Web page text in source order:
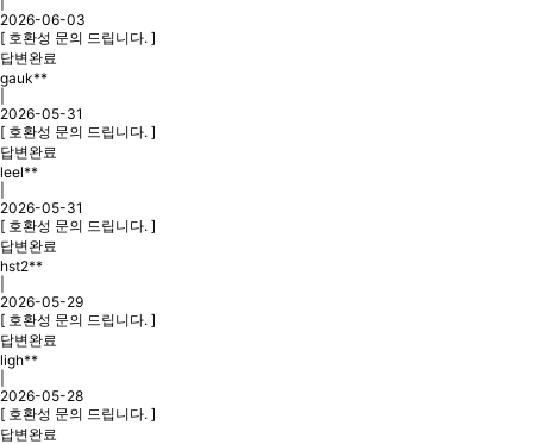
2026-06-03
[ 호환성 문의 드립니다. ]
답변완료
gauk**
2026-05-31
[ 호환성 문의 드립니다. ]
답변완료
leel**
2026-05-31
[ 호환성 문의 드립니다. ]
답변완료
hst2**
2026-05-29
[ 호환성 문의 드립니다. ]
답변완료
ligh**
2026-05-28
[ 호환성 문의 드립니다. ]
답변완료